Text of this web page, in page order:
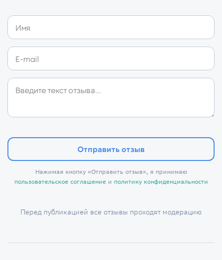
Отправить отзыв
Нажимая кнопку «Отправить отзыв», я принимаю
пользовательское соглашениеи политику конфиденциальности
Перед публикацией все отзывы проходят модерацию